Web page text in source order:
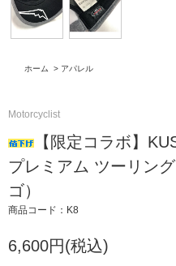
ホーム > アパレル
Motorcyclist
【限定コラボ】
プレミアム ツーリン
ゴ）
商品コード：K8
6,600円(税込)